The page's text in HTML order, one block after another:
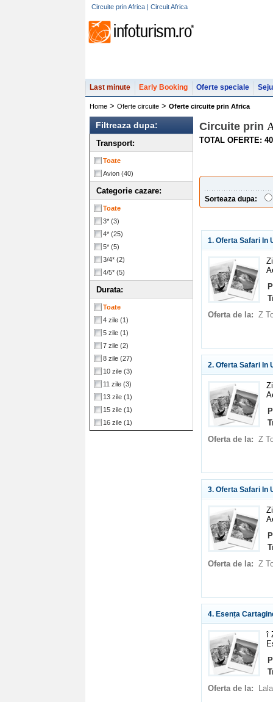
Circuite prin Africa | Circuit Africa
Last minute Early Booking Oferte speciale
Home > Oferte circuite > Oferte circuite prin Africa
Filtreaza dupa:
Transport:
Toate
Avion (40)
Categorie cazare:
Toate
3* (3)
4* (25)
5* (5)
3/4* (2)
4/5* (5)
Durata:
Toate
4 zile (1)
5 zile (1)
7 zile (2)
8 zile (27)
10 zile (3)
11 zile (3)
13 zile (1)
15 zile (1)
16 zile (1)
Circuite prin
TOTAL OFERTE: 40
Sorteaza dupa:
1. Oferta Safari In
Oferta de la: Z
2. Oferta Safari In
Oferta de la: Z
3. Oferta Safari In
Oferta de la: Z
4. Esența
î
Oferta de la: